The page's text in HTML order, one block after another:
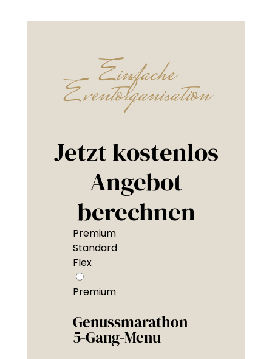
Einfache
Eventorganisation
Jetzt kostenlos
Angebot
berechnen
Premium
Standard
Flex
Premium
Genussmarathon
5-Gang-Menu